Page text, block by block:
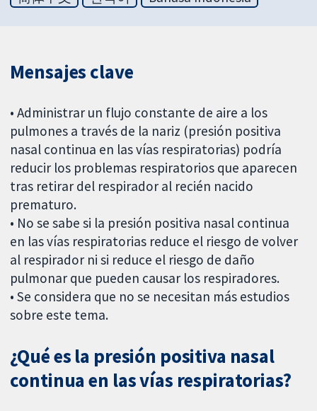
Mensajes clave
• Administrar un flujo constante de aire a los
pulmones a través de la nariz (presión positiva
nasal continua en las vías respiratorias) podría
reducir los problemas respiratorios que aparecen
tras retirar del respirador al recién nacido
prematuro.
• No se sabe si la presión positiva nasal continua
en las vías respiratorias reduce el riesgo de volver
al respirador ni si reduce el riesgo de daño
pulmonar que pueden causar los respiradores.
• Se considera que no se necesitan más estudios
sobre este tema.
¿Qué es la presión positiva nasal
continua en las vías respiratorias?